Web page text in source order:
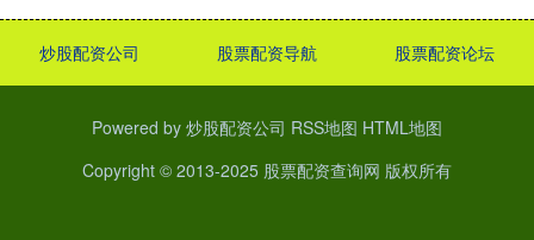
炒股配资公司 股票配资导航 股票配资论坛
Powered by 炒股配资公司 RSS地图 HTML地图
Copyright © 2013-2025 股票配资查询网 版权所有